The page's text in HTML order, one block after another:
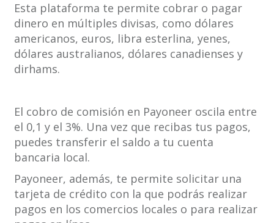
Esta plataforma te permite cobrar o pagar
dinero en múltiples divisas, como dólares
americanos, euros, libra esterlina, yenes,
dólares australianos, dólares canadienses y
dirhams.
El cobro de comisión en Payoneer oscila entre
el 0,1 y el 3%. Una vez que recibas tus pagos,
puedes transferir el saldo a tu cuenta
bancaria local.
Payoneer, además, te permite solicitar una
tarjeta de crédito con la que podrás realizar
pagos en los comercios locales o para realizar